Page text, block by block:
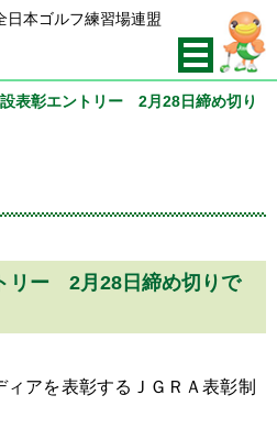
日本ゴルフ練習場連盟
表彰エントリー 2月28日締め切り
リー 2月28日締め切りで
アを表彰するＪＧＲＡ表彰制